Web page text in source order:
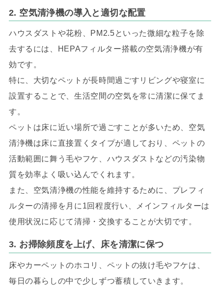
2. 空気清浄機の導入と適切な配置
ハウスダストや花粉、PM2.5といった微細な粒子を除
去するには、HEPAフィルター搭載の空気清浄機が有
効です。
特に、大切なペットが長時間過ごすリビングや寝室に
設置することで、生活空間の空気を常に清潔に保てま
す。
ペットは床に近い場所で過ごすことが多いため、空気
清浄機は床に直接置くタイプが適しており、ペットの
活動範囲に舞う毛やフケ、ハウスダストなどの汚染物
質を効率よく吸い込んでくれます。
また、空気清浄機の性能を維持するために、プレフィ
ルターの清掃を月に1回程度行い、メインフィルターは
使用状況に応じて清掃・交換することが大切です。
3. お掃除頻度を上げ、床を清潔に保つ
床やカーペットのホコリ、ペットの抜け毛やフケは、
毎日の暮らしの中で少しずつ蓄積していきます。